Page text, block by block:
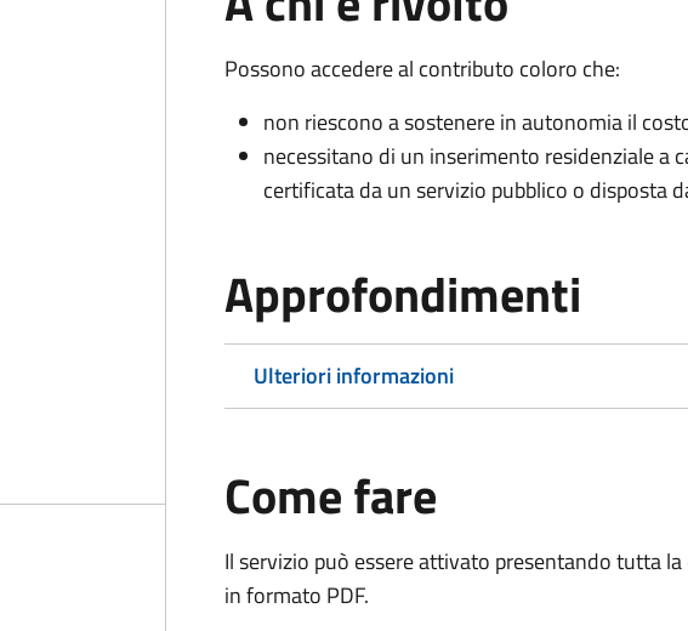
Possono accedere al contributo coloro che:
non riescono a sostenere in autonomia il
necessitano di un inserimento residenziale a
certificata da un servizio pubblico o disposta
Approfondimenti
Ulteriori informazioni
Come fare
Il servizio può essere attivato presentando tutta
in formato PDF.